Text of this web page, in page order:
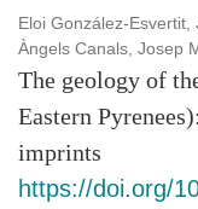
el momento que
Eloi González-Esvertit,
Àngels Canals, Josep
The geology of
Eastern
imprints
https://doi.org/